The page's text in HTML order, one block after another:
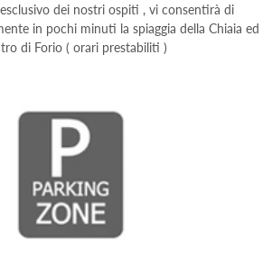
dei nostri ospiti , vi consentirà di
in pochi minuti la spiaggia della Chiaia ed
di Forio ( orari prestabiliti )